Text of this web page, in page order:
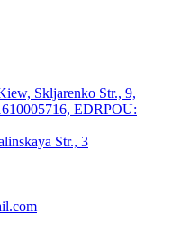
Skljarenko Str., 9,
EDRPOU:
Str., 3